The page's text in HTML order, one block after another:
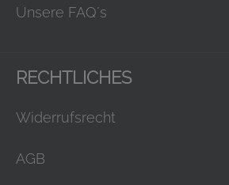
Unsere FAQ´s
RECHTLICHES
Widerrufsrecht
AGB